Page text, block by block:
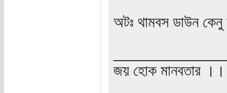
অটঃ থামবস ডাউন
জয় হোক মানবতার